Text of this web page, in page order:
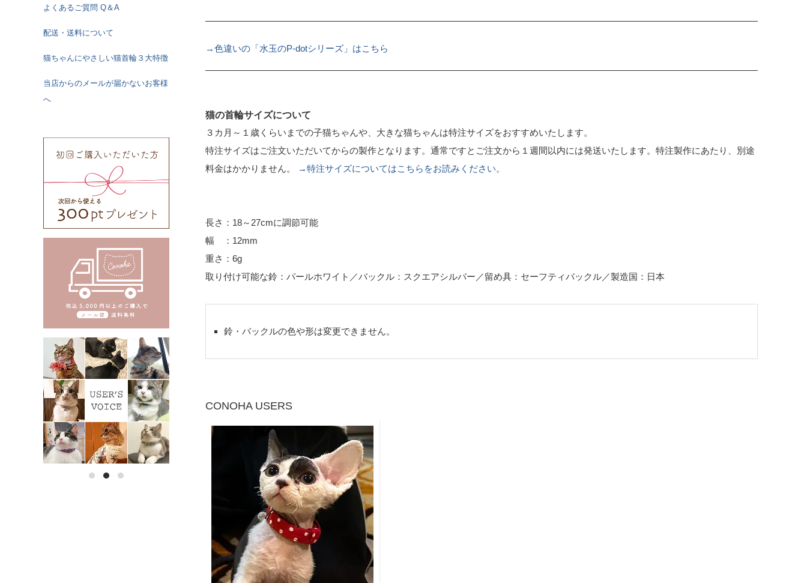
→色違いの「水玉のP-dotシリーズ」はこちら
猫の首輪サイズについて
３カ月～１歳くらいまでの子猫ちゃんや、大きな猫ちゃんは特注サイズをおすすめいたします。
特注サイズはご注文いただいてからの製作となります。通常ですとご注文から１週間以内には発送いたします。特注製作にあたり、別途
料金はかかりません。
→特注サイズについてはこちらをお読みください。
長さ：18～27cmに調節可能
幅 ：12mm
重さ：6g
取り付け可能な鈴：パールホワイト／バックル：スクエアシルバー／留め具：セーフティバックル／製造国：日本
鈴・バックルの色や形は変更できません。
CONOHA USERS
よくあるご質問 Q＆A
配送・送料について
猫ちゃんにやさしい猫首輪３大特徴
当店からのメールが届かないお客様
へ